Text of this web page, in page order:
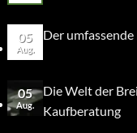
05
Aug.
Der
05
Aug.
Die Welt der
Kaufberatung